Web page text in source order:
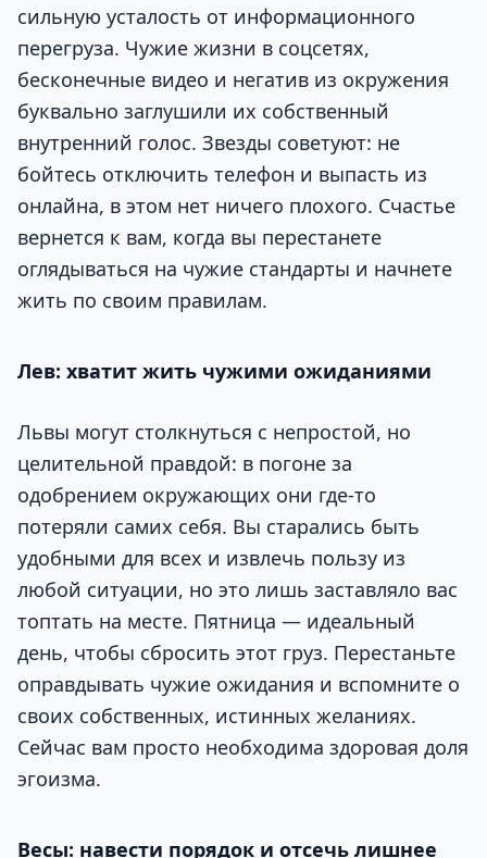
сильную усталость от информационного
перегруза. Чужие жизни в соцсетях,
бесконечные видео и негатив из окружения
буквально заглушили их собственный
внутренний голос. Звезды советуют: не
бойтесь отключить телефон и выпасть из
онлайна, в этом нет ничего плохого. Счастье
вернется к вам, когда вы перестанете
оглядываться на чужие стандарты и начнете
жить по своим правилам.
Лев: хватит жить чужими ожиданиями
Львы могут столкнуться с непростой, но
целительной правдой: в погоне за
одобрением окружающих они где-то
потеряли самих себя. Вы старались быть
удобными для всех и извлечь пользу из
любой ситуации, но это лишь заставляло вас
топтать на месте. Пятница — идеальный
день, чтобы сбросить этот груз. Перестаньте
оправдывать чужие ожидания и вспомните о
своих собственных, истинных желаниях.
Сейчас вам просто необходима здоровая доля
эгоизма.
Весы: навести порядок и отсечь лишнее